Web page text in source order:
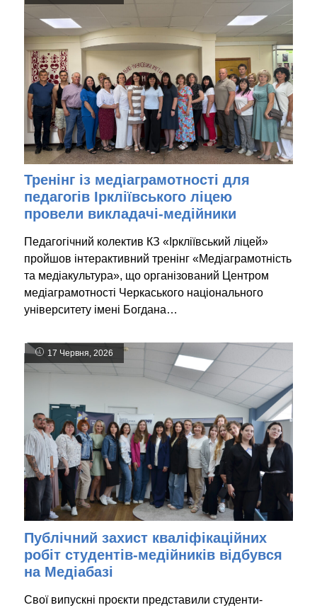
Тренінг із медіаграмотності для
педагогів Іркліївського ліцею
провели викладачі-медійники
Педагогічний колектив КЗ «Іркліївський ліцей»
пройшов інтерактивний тренінг «Медіаграмотність
та медіакультура», що організований Центром
медіаграмотності Черкаського національного
університету імені Богдана…
17 Червня, 2026
Публічний захист кваліфікаційних
робіт студентів-медійників відбувся
на Медіабазі
Свої випускні проєкти представили студенти-